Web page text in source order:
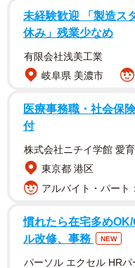
未経験歓迎 「製造ス
休み」残業少なめ
有限会社浅美工業
岐阜県 美濃市
医療事務職・社会保
付
株式会社ニチイ学館 愛
東京都 港区
アルバイト・パート
慣れたら在宅多め
ル改修、事務
NEW
パーソル エクセル HR